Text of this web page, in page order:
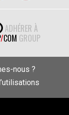
ADHÉRER À
/COM GROUP
nous ?